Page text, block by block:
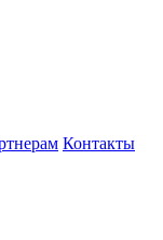
Контакты